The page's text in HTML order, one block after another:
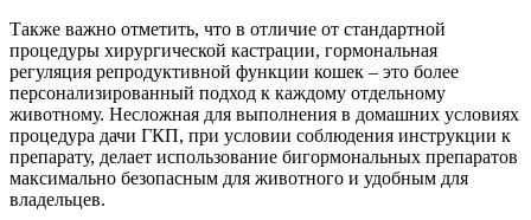
Также важно отметить, что в отличие от стандартной
процедуры хирургической кастрации, гормональная
регуляция репродуктивной функции кошек – это более
персонализированный подход к каждому отдельному
животному. Несложная для выполнения в домашних условиях
процедура дачи ГКП, при условии соблюдения инструкции к
препарату, делает использование бигормональных препаратов
максимально безопасным для животного и удобным для
владельцев.